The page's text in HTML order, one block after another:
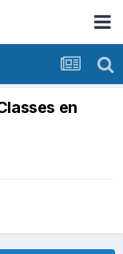
en